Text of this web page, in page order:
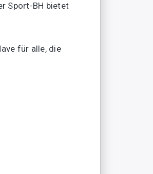
Sport-BH bietet
für alle, die